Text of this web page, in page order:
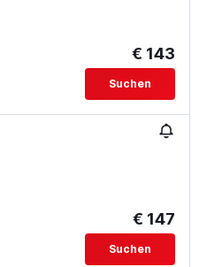
€ 143
Suchen
€ 147
Suchen